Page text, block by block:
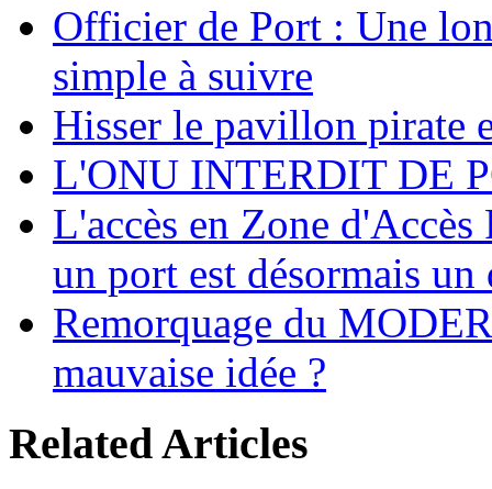
Officier de Port : Une
simple à suivre
Hisser le pavillon pirate
L'ONU INTERDIT DE
L'accès en Zone
un port est désormais un
Remorquage du
mauvaise idée ?
Related Articles